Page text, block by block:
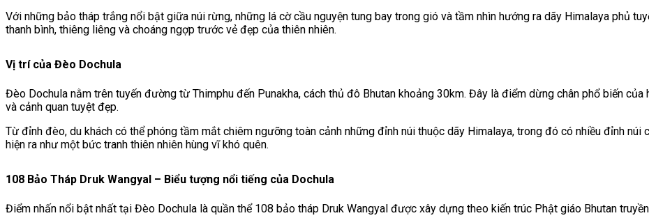
Với những bảo tháp trắng nổi bật giữa núi rừng, những lá cờ cầu nguyện tung bay trong gió và tầm nhìn hướng ra dãy Himalaya phủ
thanh bình, thiêng liêng và choáng ngợp trước vẻ đẹp của thiên nhiên.
Vị trí của Đèo Dochula
Đèo Dochula nằm trên tuyến đường từ Thimphu đến Punakha, cách thủ đô Bhutan khoảng 30km. Đây là điểm dừng chân phổ biến
và cảnh quan tuyệt đẹp.
Từ đỉnh đèo, du khách có thể phóng tầm mắt chiêm ngưỡng toàn cảnh những đỉnh núi thuộc dãy Himalaya, trong đó có nhiều đỉnh núi
hiện ra như một bức tranh thiên nhiên hùng vĩ khó quên.
108 Bảo Tháp Druk Wangyal – Biểu tượng nổi tiếng của Dochula
Điểm nhấn nổi bật nhất tại Đèo Dochula là quần thể 108 bảo tháp Druk Wangyal được xây dựng theo kiến trúc Phật giáo Bhutan